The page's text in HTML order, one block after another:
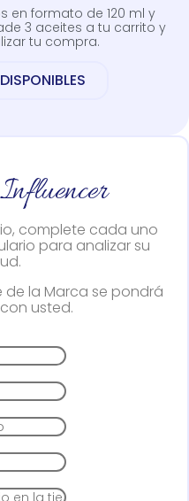
en formato de 120 ml y
3 aceites a tu carrito y
tu compra.
complete cada uno
para analizar su
de la Marca se pondrá
usted.